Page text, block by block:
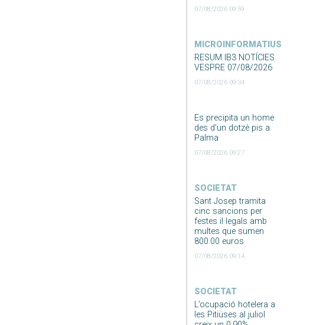
07/08/2026 09:59
MICROINFORMATIUS
RESUM IB3 NOTÍCIES
VESPRE 07/08/2026
07/08/2026 09:34
Es precipita un home
des d’un dotzè pis a
Palma
07/08/2026 09:27
SOCIETAT
Sant Josep tramita
cinc sancions per
festes il·legals amb
multes que sumen
800.00 euros
07/08/2026 09:14
SOCIETAT
L’ocupació hotelera a
les Pitiüses al juliol